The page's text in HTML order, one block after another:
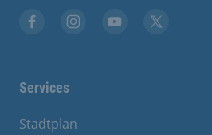
Services
Stadtplan